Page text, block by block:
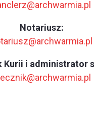
Notariusz:
Kurii i administrator